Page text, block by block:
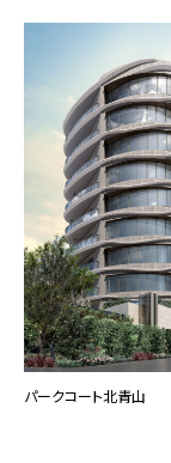
パークコート北青山